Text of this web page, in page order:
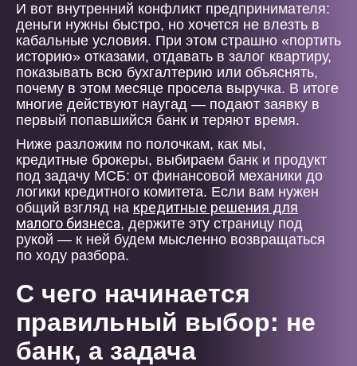
И вот внутренний конфликт предпринимателя:
деньги нужны быстро, но хочется не влезть в
кабальные условия. При этом страшно «портить
историю» отказами, отдавать в залог квартиру,
показывать всю бухгалтерию или объяснять,
почему в этом месяце просела выручка. В итоге
многие действуют наугад — подают заявку в
первый попавшийся банк и теряют время.
Ниже разложим по полочкам, как мы,
кредитные брокеры, выбираем банк и продукт
под задачу МСБ: от финансовой механики до
логики кредитного комитета. Если вам нужен
общий взгляд на кредитные решения для
малого бизнеса, держите эту страницу под
рукой — к ней будем мысленно возвращаться
по ходу разбора.
С чего начинается
правильный выбор: не
банк, а задача